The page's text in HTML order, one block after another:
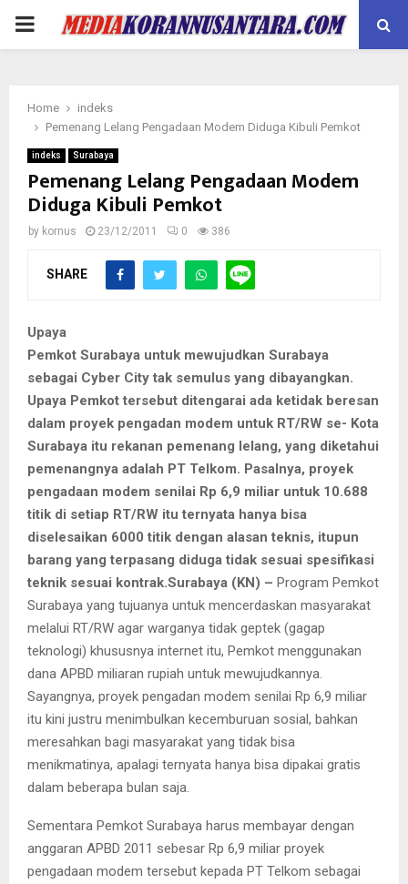
PRIMARY
Home
indeks
Pemenang Lelang Pengadaan Modem Diduga Kibuli Pemkot
indeks Surabaya
Pemenang Lelang Pengadaan Modem
Diduga Kibuli Pemkot
by kornus 23/12/2011 0 386
SHARE
Upaya
Pemkot Surabaya untuk mewujudkan Surabaya
sebagai Cyber City tak semulus yang dibayangkan.
Upaya Pemkot tersebut ditengarai ada ketidak beresan
dalam proyek pengadan modem untuk RT/RW se- Kota
Surabaya itu rekanan pemenang lelang, yang diketahui
pemenangnya adalah PT Telkom. Pasalnya, proyek
pengadaan modem senilai Rp 6,9 miliar untuk 10.688
titik di setiap RT/RW itu ternyata hanya bisa
diselesaikan 6000 titik dengan alasan teknis, itupun
barang yang terpasang diduga tidak sesuai spesifikasi
teknik sesuai kontrak.Surabaya (KN) – Program Pemkot
Surabaya yang tujuanya untuk mencerdaskan masyarakat
melalui RT/RW agar warganya tidak geptek (gagap
teknologi) khususnya internet itu, Pemkot menggunakan
dana APBD miliaran rupiah untuk mewujudkannya.
Sayangnya, proyek pengadan modem senilai Rp 6,9 miliar
itu kini justru menimbulkan kecemburuan sosial, bahkan
meresahkan bagi masyarakat yang tidak bisa
menikmatinya, apalagi ternyata hanya bisa dipakai gratis
dalam beberapa bulan saja.
Sementara Pemkot Surabaya harus membayar dengan
anggaran APBD 2011 sebesar Rp 6,9 miliar proyek
pengadaan modem tersebut kepada PT Telkom sebagai